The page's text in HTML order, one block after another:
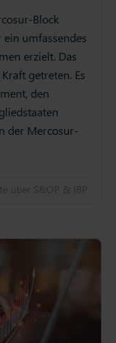
Block
umfassendes
erzielt. Das
getreten. Es
den
der Mercosur-
über S&OP & IBP